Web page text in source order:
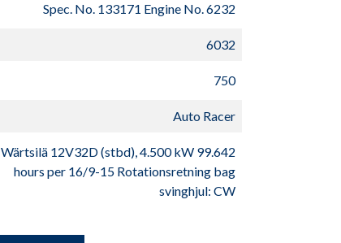
Spec. No. 133171 Engine No. 6232
6032
750
Auto Racer
Wärtsilä 12V32D (stbd), 4.500 kW 99.642
hours per 16/9-15 Rotationsretning bag
svinghjul: CW